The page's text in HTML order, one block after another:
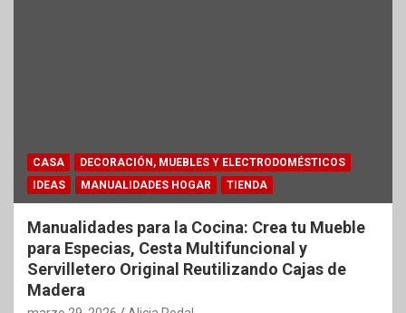
CASA
DECORACIÓN, MUEBLES Y ELECTRODOMÉSTICOS
IDEAS
MANUALIDADES HOGAR TIENDA
Manualidades para la Cocina: Crea tu Mueble
para Especias, Cesta Multifuncional y
Servilletero Original Reutilizando Cajas de
Madera